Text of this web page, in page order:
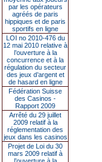
par les opérateurs
agréés de paris
hippiques et de paris
sportifs en ligne
LOI no 2010-476 du
12 mai 2010 relative à
l’ouverture à la
concurrence et à la
régulation du secteur
des jeux d’argent et
de hasard en ligne
Fédération Suisse
des Casinos -
Rapport 2009
Arrêté du 29 juillet
2009 relatif à la
réglementation des
jeux dans les casinos
Projet de Loi du 30
mars 2009 relatif à